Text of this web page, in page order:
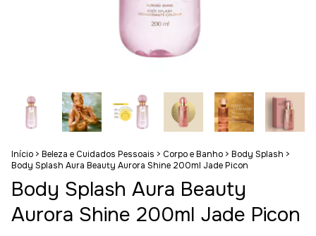
Início > Beleza e Cuidados Pessoais > Corpo e Banho > Body Splash >
Body Splash Aura Beauty Aurora Shine 200ml Jade Picon
Body Splash Aura Beauty
Aurora Shine 200ml Jade Picon